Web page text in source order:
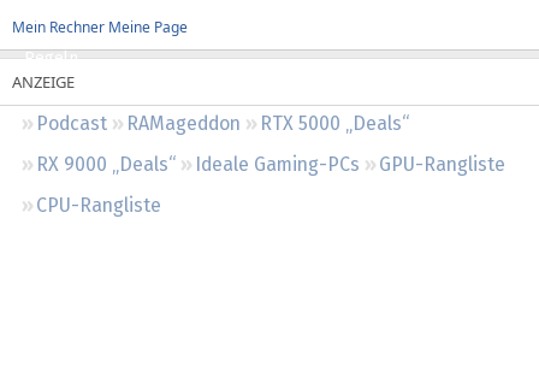
Leserartikel
Regeln
Podcast RAMageddon
RTX 5000 „Deals“
RX 9000 „Deals“
Ideale Gaming-PCs
GPU-Rangliste
CPU-Rangliste
Mein Rechner Meine Page